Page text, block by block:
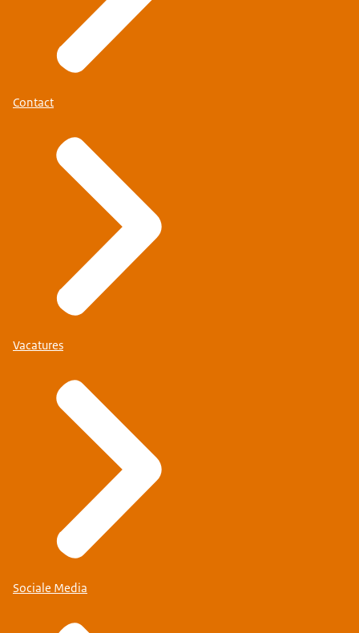
Contact
Vacatures
Sociale Media